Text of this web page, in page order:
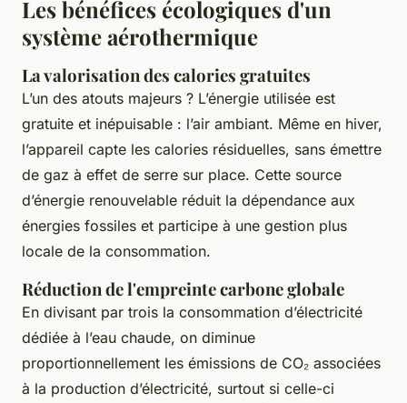
Les bénéfices écologiques d'un
système aérothermique
La valorisation des calories gratuites
L’un des atouts majeurs ? L’énergie utilisée est
gratuite et inépuisable : l’air ambiant. Même en hiver,
l’appareil capte les calories résiduelles, sans émettre
de gaz à effet de serre sur place. Cette source
d’énergie renouvelable réduit la dépendance aux
énergies fossiles et participe à une gestion plus
locale de la consommation.
Réduction de l'empreinte carbone globale
En divisant par trois la consommation d’électricité
dédiée à l’eau chaude, on diminue
proportionnellement les émissions de CO₂ associées
à la production d’électricité, surtout si celle-ci